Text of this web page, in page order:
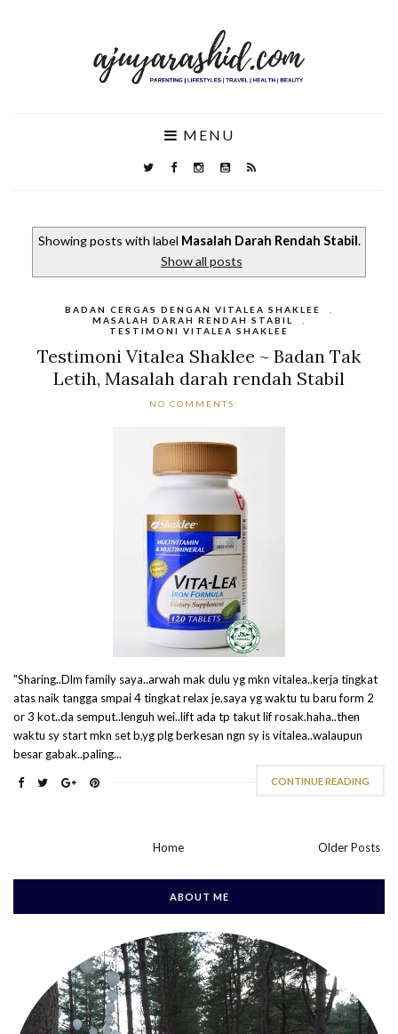
MENU
Showing posts with label Masalah Darah Rendah Stabil.
Show all posts
BADAN CERGAS DENGAN VITALEA SHAKLEE
MASALAH DARAH RENDAH STABIL
TESTIMONI VITALEA SHAKLEE
Testimoni Vitalea Shaklee ~ Badan Tak
Letih, Masalah darah rendah Stabil
NO COMMENTS:
"Sharing..Dlm family saya..arwah mak dulu yg mkn vitalea..kerja tingkat
atas naik tangga smpai 4 tingkat relax je.saya yg waktu tu baru form 2
or 3 kot..da semput..lenguh wei..lift ada tp takut lif rosak.haha..then
waktu sy start mkn set b,yg plg berkesan ngn sy is vitalea..walaupun
besar gabak..paling...
CONTINUE READING
Older Posts
Home
ABOUT ME